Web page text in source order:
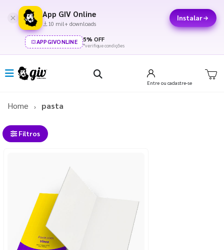
App GIV Online
10 mil+ downloads
Instalar
APPGIVONLINE 5% OFF
*verifique condições
Entre ou cadastre-se
Home pasta
Filtros